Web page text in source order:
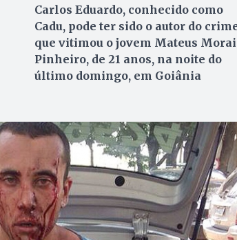
Carlos Eduardo, conhecido como
Cadu, pode ter sido o autor do
que vitimou o jovem Mateus
Pinheiro, de 21 anos, na noite do
último domingo, em Goiânia